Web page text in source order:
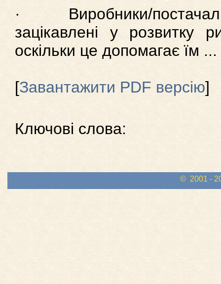
· Виробники/
зацікавлені у розвитку
оскільки це допомагає їм ...
[Завантажити PDF версію]
Ключові слова:
© 2001 -